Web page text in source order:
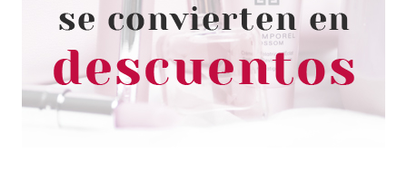
HYDRATION TREATMENT 35GR
Pvr 2.35€
-62%
desde
0.90€